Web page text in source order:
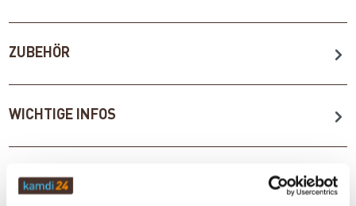
ZUBEHÖR
WICHTIGE INFOS
Artikeldatenblatt drucken Frage zum Artikel